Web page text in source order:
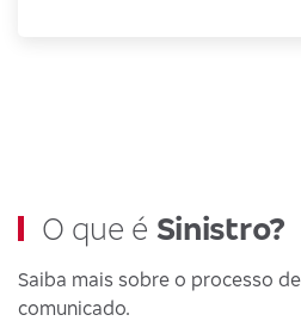
O que é Sinistro?
Saiba mais sobre o processo
comunicado.